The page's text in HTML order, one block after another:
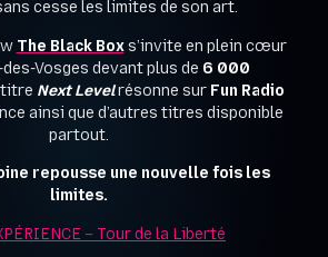
cesse les limites de son art.
The Black Boxs’invite en plein cœur
Vosges devant plus de 6 000
titre Next Levelrésonne sur Fun Radio
ainsi que d’autres titres disponible
partout.
repousse une nouvelle fois les
limites.
– Tour de la Liberté